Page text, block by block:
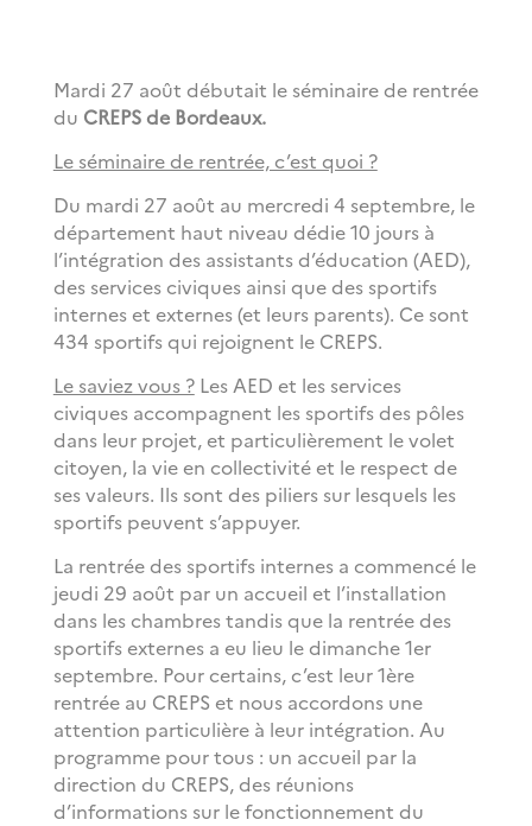
Mardi 27 août débutait le séminaire de rentrée
du CREPS de Bordeaux.
Le séminaire de rentrée, c’est quoi ?
Du mardi 27 août au mercredi 4 septembre, le
département haut niveau dédie 10 jours à
l’intégration des assistants d’éducation (AED),
des services civiques ainsi que des sportifs
internes et externes (et leurs parents). Ce sont
434 sportifs qui rejoignent le CREPS.
Le saviez vous ?Les AED et les services
civiques accompagnent les sportifs des pôles
dans leur projet, et particulièrement le volet
citoyen, la vie en collectivité et le respect de
ses valeurs. Ils sont des piliers sur lesquels les
sportifs peuvent s’appuyer.
La rentrée des sportifs internes a commencé le
jeudi 29 août par un accueil et l’installation
dans les chambres tandis que la rentrée des
sportifs externes a eu lieu le dimanche 1er
septembre. Pour certains, c’est leur 1ère
rentrée au CREPS et nous accordons une
attention particulière à leur intégration. Au
programme pour tous : un accueil par la
direction du CREPS, des réunions
d’informations sur le fonctionnement du